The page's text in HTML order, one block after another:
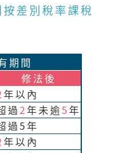
差別稅率課稅
期間
修法後
年以內
過2年未逾5年
過5年
年以內